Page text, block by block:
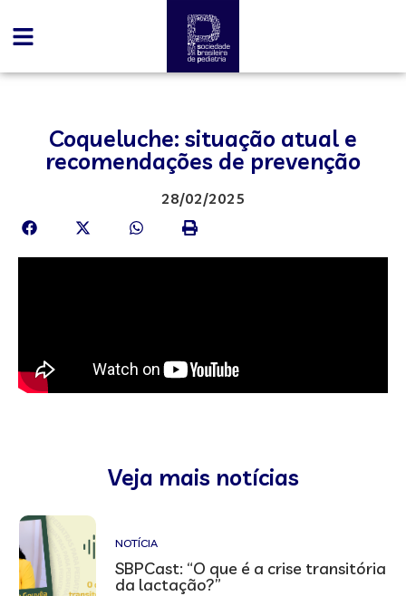
Coqueluche: situação atual e
recomendações de prevenção
28/02/2025
Veja mais notícias
NOTÍCIA
SBPCast: “O que é a crise transitória
da lactação?”